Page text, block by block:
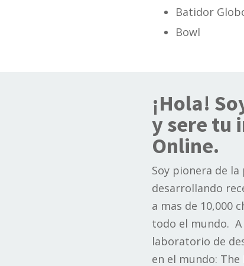
Batidor
Bowl
¡Hola!
y sere tu
Online.
Soy pionera de
desarrollando
a mas de 10,000
todo el mundo.
laboratorio de
en el mundo: